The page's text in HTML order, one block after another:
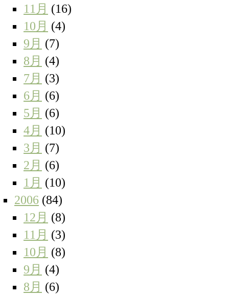
11月 (16)
10月 (4)
9月 (7)
8月 (4)
7月 (3)
6月 (6)
5月 (6)
4月 (10)
3月 (7)
2月 (6)
1月 (10)
2006 (84)
12月 (8)
11月 (3)
10月 (8)
9月 (4)
8月 (6)